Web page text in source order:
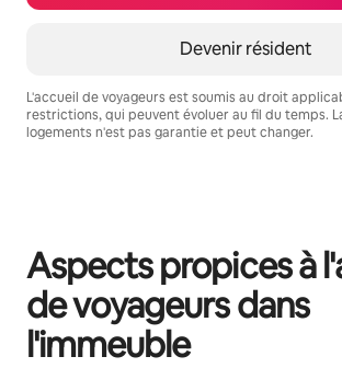
Devenir résident
L'accueil de voyageurs est soumis au droit
restrictions, qui peuvent évoluer au fil du temps.
logements n'est pas garantie et peut changer.
Aspects propices à
de voyageurs dans
l'immeuble